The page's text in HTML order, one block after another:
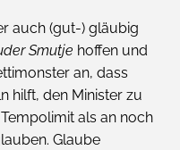
auch (gut-) gläubig
Smutje hoffen und
an, dass
hilft, den Minister zu
als an noch
Glaube